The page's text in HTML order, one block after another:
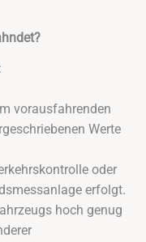
vorausfahrenden
Werte
oder
erfolgt.
hoch genug